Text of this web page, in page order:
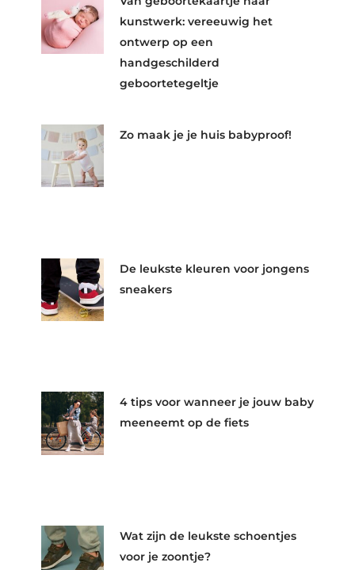
kunstwerk: vereeuwig het
ontwerp op een
handgeschilderd
geboortetegeltje
Zo maak je je huis babyproof!
De leukste kleuren voor jongens
sneakers
4 tips voor wanneer je jouw baby
meeneemt op de fiets
Wat zijn de leukste schoentjes
voor je zoontje?